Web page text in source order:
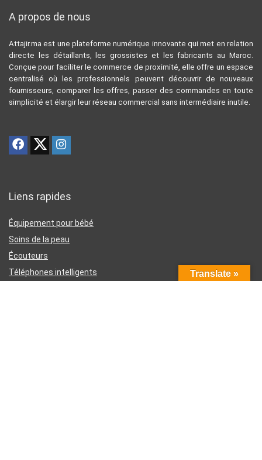
A propos de nous
Attajir.ma est une plateforme numérique innovante qui met en relation
directe les détaillants, les grossistes et les fabricants au Maroc.
Conçue pour faciliter le commerce de proximité, elle offre un espace
centralisé où les professionnels peuvent découvrir de nouveaux
fournisseurs, comparer les offres, passer des commandes en toute
simplicité et élargir leur réseau commercial sans intermédiaire inutile.
Liens rapides
Équipement pour bébé
Soins de la peau
Écouteurs
Téléphones intelligents
Translate »